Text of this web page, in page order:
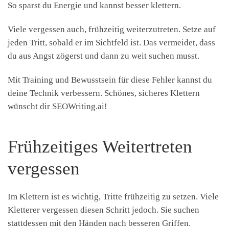
So sparst du Energie und kannst besser klettern.
Viele vergessen auch, frühzeitig weiterzutreten. Setze auf
jeden Tritt, sobald er im Sichtfeld ist. Das vermeidet, dass
du aus Angst zögerst und dann zu weit suchen musst.
Mit Training und Bewusstsein für diese Fehler kannst du
deine Technik verbessern. Schönes, sicheres Klettern
wünscht dir SEOWriting.ai!
Frühzeitiges Weitertreten
vergessen
Im Klettern ist es wichtig, Tritte frühzeitig zu setzen. Viele
Kletterer vergessen diesen Schritt jedoch. Sie suchen
stattdessen mit den Händen nach besseren Griffen.